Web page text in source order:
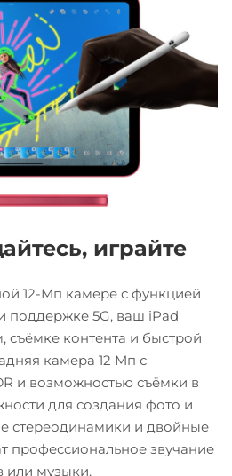
играйте
12-Мп камере с функцией
поддержке 5G, ваш iPad
съёмке контента и быстрой
камера 12 Мп с
и возможностью съёмки в
для создания фото и
стереодинамики и двойные
профессиональное звучание
или музыки.